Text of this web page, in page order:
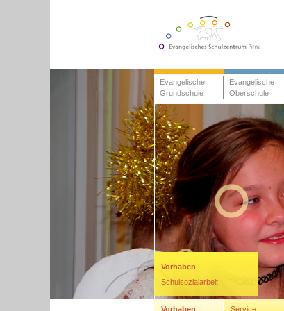
Evangelische
Grundschule
Evangelische
Oberschule
Vorhaben
Vorhaben
Schulsozialarbeit
Service